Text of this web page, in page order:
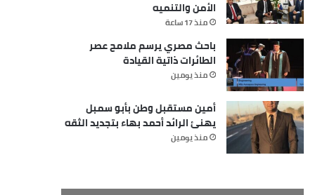
الأمن والتنميه
منذ 17 ساعة
باحث مصري يرسم ملامح عصر
الطائرات ذاتية القيادة
منذ يومين
أمين مستقبل وطن بأبو سمبل
يهنئ الرائد أحمد بهاء بتجديد الثقه
منذ يومين